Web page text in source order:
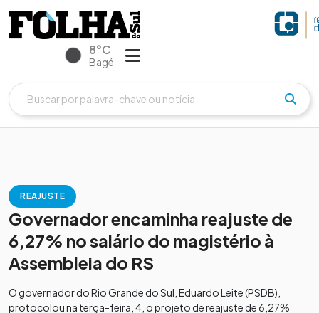
8°C
Bagé
REAJUSTE
Governador encaminha reajuste de
6,27% no salário do magistério à
Assembleia do RS
O governador do Rio Grande do Sul, Eduardo Leite (PSDB),
protocolou na terça-feira, 4, o projeto de reajuste de 6,27%